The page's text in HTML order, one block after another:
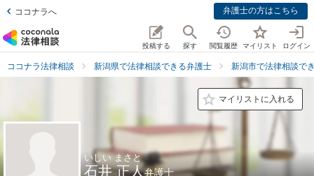
ココナラへ 弁護士の方はこちら
投稿する 探す 閲覧履歴 マイリスト ログイン
ココナラ法律相談 新潟県で法律相談できる弁護士 新潟市で法律相談で
マイリストに入れる
いしい まさと
石井 正人弁護士